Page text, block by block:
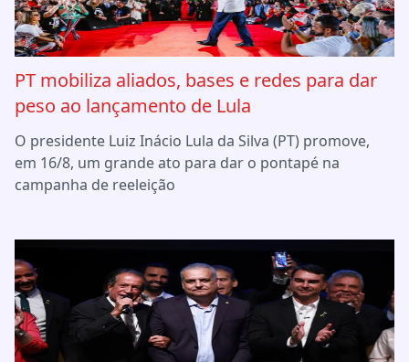
PT mobiliza aliados, bases e redes para dar
peso ao lançamento de Lula
O presidente Luiz Inácio Lula da Silva (PT) promove,
em 16/8, um grande ato para dar o pontapé na
campanha de reeleição